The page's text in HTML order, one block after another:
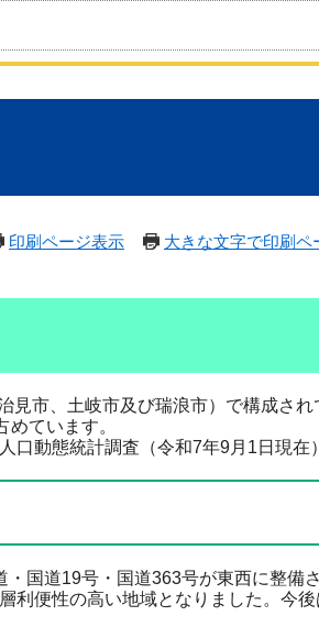
印刷ページ表示 大きな文字で印刷ペ
市、土岐市及び瑞浪市）で構成され
ています。
口動態統計調査（令和7年9月1日現在
国道19号・国道363号が東西に整備
利便性の高い地域となりました。今後